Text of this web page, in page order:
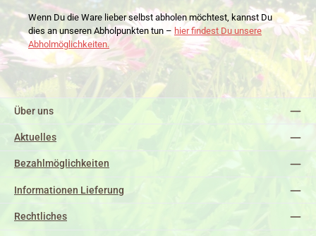
Wenn Du die Ware lieber selbst abholen möchtest, kannst Du
dies an unseren Abholpunkten tun – hier findest Du unsere
Abholmöglichkeiten.
Über uns
Aktuelles
Bezahlmöglichkeiten
Informationen Lieferung
Rechtliches